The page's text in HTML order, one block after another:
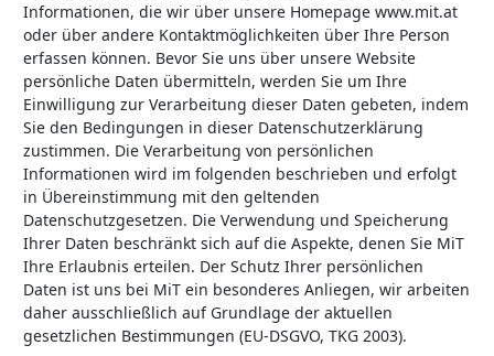
Informationen, die wir über unsere Homepage www.mit.at
oder über andere Kontaktmöglichkeiten über Ihre Person
erfassen können. Bevor Sie uns über unsere Website
persönliche Daten übermitteln, werden Sie um Ihre
Einwilligung zur Verarbeitung dieser Daten gebeten, indem
Sie den Bedingungen in dieser Datenschutzerklärung
zustimmen. Die Verarbeitung von persönlichen
Informationen wird im folgenden beschrieben und erfolgt
in Übereinstimmung mit den geltenden
Datenschutzgesetzen. Die Verwendung und Speicherung
Ihrer Daten beschränkt sich auf die Aspekte, denen Sie MiT
Ihre Erlaubnis erteilen. Der Schutz Ihrer persönlichen
Daten ist uns bei MiT ein besonderes Anliegen, wir arbeiten
daher ausschließlich auf Grundlage der aktuellen
gesetzlichen Bestimmungen (EU-DSGVO, TKG 2003).